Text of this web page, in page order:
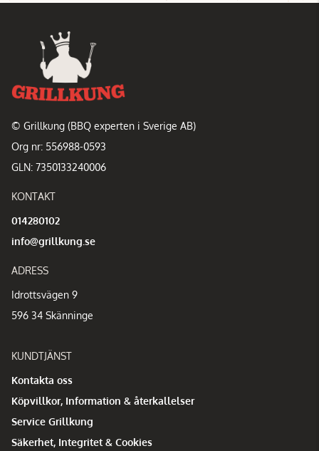
© Grillkung (BBQ experten i Sverige AB)
Org nr: 556988-0593
GLN: 7350133240006
KONTAKT
014280102
info@grillkung.se
ADRESS
Idrottsvägen 9
596 34 Skänninge
KUNDTJÄNST
Kontakta oss
Köpvillkor, Information & återkallelser
Service Grillkung
Säkerhet, Integritet & Cookies